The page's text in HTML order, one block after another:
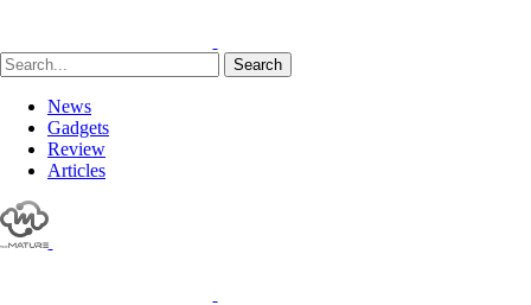
Search
News
Gadgets
Review
Articles